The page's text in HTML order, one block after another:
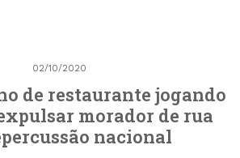
02/10/2020
de restaurante jogando
morador de rua
nacional